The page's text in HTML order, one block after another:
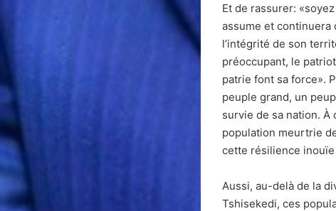
Et de rassurer:
assume et continuera
l’intégrité de son
préoccupant, le
patrie font sa force».
peuple grand, un
survie de sa nation.
population meurtrie
cette résilience inouïe
Aussi, au-delà de la
Tshisekedi, ces